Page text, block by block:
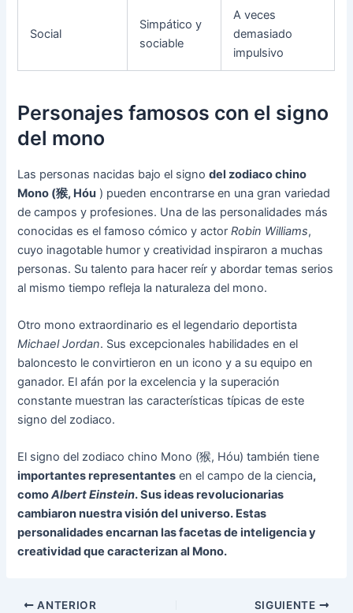
Social
Simpático y
sociable
A veces
demasiado
impulsivo
Personajes famosos con el signo
del mono
Las personas nacidas bajo el signodel zodiaco chino
Mono (猴, Hóu ) pueden encontrarse en una gran variedad
de campos y profesiones. Una de las personalidades más
conocidas es el famoso cómico y actorRobin Williams,
cuyo inagotable humor y creatividad inspiraron a muchas
personas. Su talento para hacer reír y abordar temas serios
al mismo tiempo refleja la naturaleza del mono.
Otro mono extraordinario es el legendario deportista
Michael Jordan. Sus excepcionales habilidades en el
baloncesto le convirtieron en un icono y a su equipo en
ganador. El afán por la excelencia y la superación
constante muestran las características típicas de este
signo del zodiaco.
El signo del zodiaco chino Mono (猴, Hóu) también tiene
importantes representantes en el campo de la ciencia,
comoAlbert Einstein. Sus ideas revolucionarias
cambiaron nuestra visión del universo. Estas
personalidades encarnan las facetas de inteligencia y
creatividad que caracterizan al Mono.
Navegación
ANTERIOR SIGUIENTE